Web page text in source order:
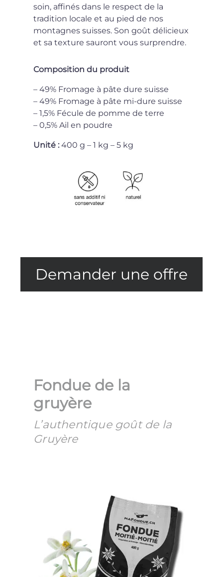
soin, affinés dans le respect de la
tradition locale et au pied de nos
montagnes suisses. Son goût délicieux
et sa texture sauront vous surprendre.
Composition du produit
– 49% Fromage à pâte dure suisse
– 49% Fromage à pâte mi-dure suisse
– 1,5% Fécule de pomme de terre
– 0,5% Ail en poudre
Unité :400 g – 1 kg – 5 kg
Demander une offre
Fondue de la
gruyère
L’authentique goût de la
Gruyère